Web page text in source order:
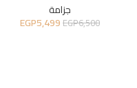
جزامة
EGP6,500
EGP5,499